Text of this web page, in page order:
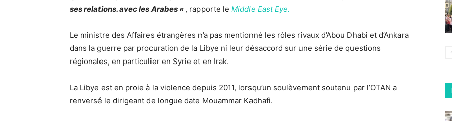
ses relations. avec les Arabes « , rapporte le Middle East Eye.
Le ministre des Affaires étrangères n’a pas mentionné les rôles rivaux d’Abou Dhabi et d’Ankara
dans la guerre par procuration de la Libye ni leur désaccord sur une série de questions
régionales, en particulier en Syrie et en Irak.
La Libye est en proie à la violence depuis 2011, lorsqu’un soulèvement soutenu par l’OTAN a
renversé le dirigeant de longue date Mouammar Kadhafi.